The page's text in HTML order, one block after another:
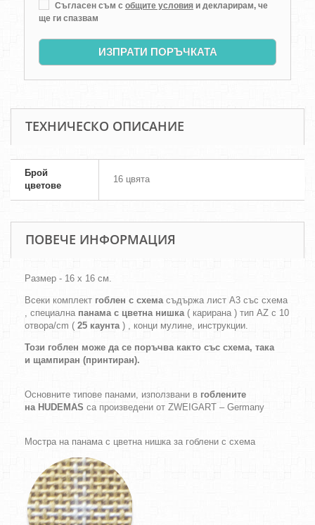
Съгласен съм с общите условия и декларирам, че
ще ги спазвам
ИЗПРАТИ ПОРЪЧКАТА
ТЕХНИЧЕСКО ОПИСАНИЕ
Брой
цветове
16 цвята
ПОВЕЧЕ ИНФОРМАЦИЯ
Размер - 16 х 16 см.
Всеки комплект гоблен с схемасъдържа лист А3 със схема
, специална панама с цветна нишка( карирана ) тип AZ с 10
отвора/cm ( 25 каунта) , конци мулине, инструкции.
Този гоблен може да се поръчва както със схема, така
и щампиран (принтиран).
Основните типове панами, използвани в гоблените
на HUDEMAS са произведени от ZWEIGART – Germany
Мостра на панама с цветна нишка за гоблени с схема